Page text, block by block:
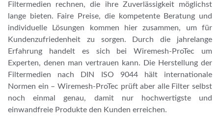
Filtermedien rechnen, die ihre Zuverlässigkeit möglichst
lange bieten. Faire Preise, die kompetente Beratung und
individuelle Lösungen kommen hier zusammen, um für
Kundenzufriedenheit zu sorgen. Durch die jahrelange
Erfahrung handelt es sich bei Wiremesh-ProTec um
Experten, denen man vertrauen kann. Die Herstellung der
Filtermedien nach DIN ISO 9044 hält internationale
Normen ein – Wiremesh-ProTec prüft aber alle Filter selbst
noch einmal genau, damit nur hochwertigste und
einwandfreie Produkte den Kunden erreichen.